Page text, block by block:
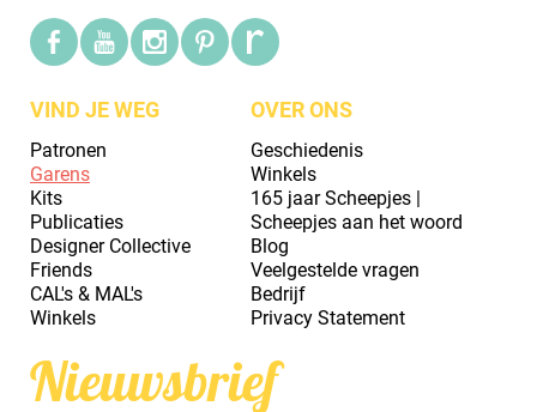
VIND JE WEG
Patronen
Garens
Kits
Publicaties
Designer Collective
Friends
CAL's & MAL's
Winkels
OVER ONS
Geschiedenis
Winkels
165 jaar Scheepjes |
Scheepjes aan het woord
Blog
Veelgestelde vragen
Bedrijf
Privacy Statement
Nieuwsbrief